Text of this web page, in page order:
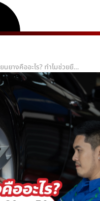
หมุนเวียนยางคืออะไร? ทำไมช่วยยืดอายุการใช้งานได้